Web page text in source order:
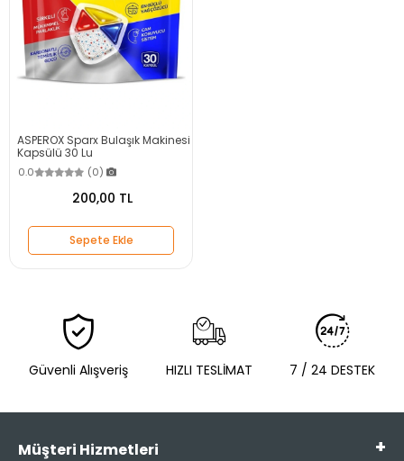
ASPEROX Sparx Bulaşık Makinesi
Kapsülü 30 Lu
0.0 (0)
200,00 TL
Sepete Ekle
Güvenli Alışveriş HIZLI TESLİMAT 7 / 24 DESTEK
Müşteri Hizmetleri